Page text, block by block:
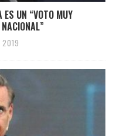
ES UN “VOTO MUY
2019